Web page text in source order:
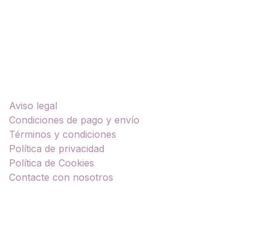
Aviso legal
Condiciones de pago y envío
Términos y condiciones
Política de privacidad
Política de Cookies
Contacte con nosotros